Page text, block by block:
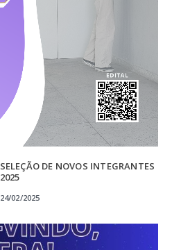
SELEÇÃO DE NOVOS INTEGRANTES
2025
24/02/2025